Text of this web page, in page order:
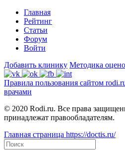
Главная
Рейтинг
Статьи
Форум
Войти
Добавить клинику Методика
Правила пользования сайтом
врачами
© 2020 Rodi.ru. Все права
принадлежат правообладателям.
Главная страница https://doctis.ru/